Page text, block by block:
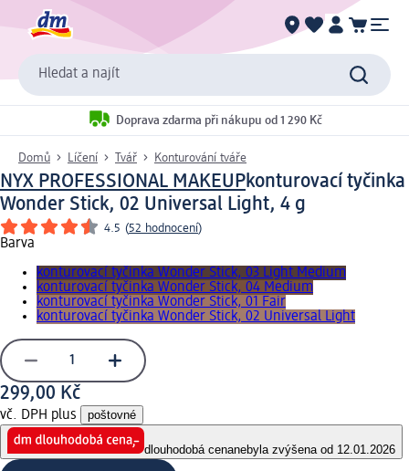
Hledat a najít
Doprava zdarma při nákupu od 1 290 Kč
Domů Líčení Tvář Konturování tváře
NYX PROFESSIONAL MAKEUPkonturovací tyčinka
Wonder Stick, 02 Universal Light, 4 g
4.5 (52 hodnocení)
Barva
konturovací tyčinka Wonder Stick, 03 Light Medium
konturovací tyčinka Wonder Stick, 04 Medium
konturovací tyčinka Wonder Stick, 01 Fair
konturovací tyčinka Wonder Stick, 02 Universal Light
299,00 Kč
vč. DPH plus poštovné
dlouhodobá cenanebyla zvýšena od 12.01.2026